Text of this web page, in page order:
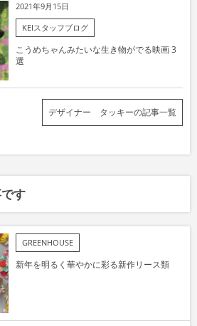
2021年9月15日
KEIスタッフブログ
こうめちゃんみたいな生き物がでる映画 3
選
デザイナー タッキーの記事一覧
す
GREENHOUSE
新年を明るく華やかに彩る新作リース類